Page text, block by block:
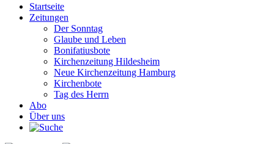
Startseite
Zeitungen
Der Sonntag
Glaube und Leben
Bonifatiusbote
Kirchenzeitung Hildesheim
Neue Kirchenzeitung Hamburg
Kirchenbote
Tag des Herrn
Abo
Über uns